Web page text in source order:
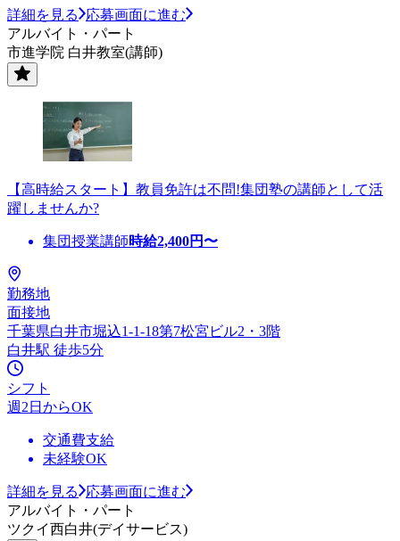
詳細を見る
応募画面に進む
アルバイト・パート
市進学院 白井教室(講師)
【高時給スタート】教員免許は不問!集団塾の講師として活
躍しませんか?
集団授業講師時給2,400円〜
勤務地
面接地
千葉県白井市堀込1-1-18第7松宮ビル2・3階
白井駅 徒歩5分
シフト
週2日からOK
交通費支給
未経験OK
詳細を見る
応募画面に進む
アルバイト・パート
ツクイ西白井(デイサービス)